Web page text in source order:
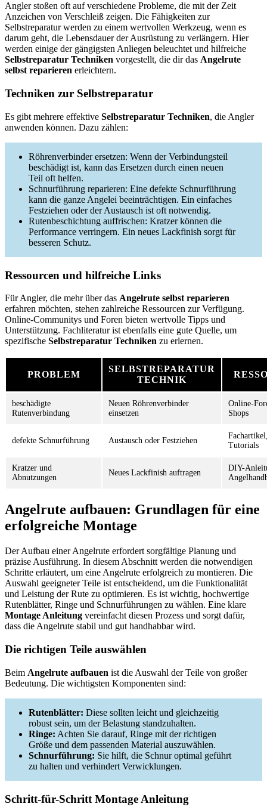
Angler stoßen oft auf verschiedene Probleme, die mit der Zeit
Anzeichen von Verschleiß zeigen. Die Fähigkeiten zur
Selbstreparatur werden zu einem wertvollen Werkzeug, wenn es
darum geht, die Lebensdauer der Ausrüstung zu verlängern. Hier
werden einige der gängigsten Anliegen beleuchtet und hilfreiche
Selbstreparatur Techniken vorgestellt, die dir das Angelrute
selbst reparieren erleichtern.
Techniken zur Selbstreparatur
Es gibt mehrere effektive Selbstreparatur Techniken, die Angler
anwenden können. Dazu zählen:
Röhrenverbinder ersetzen: Wenn der Verbindungsteil
beschädigt ist, kann das Ersetzen durch einen neuen
Teil oft helfen.
Schnurführung reparieren: Eine defekte Schnurführung
kann die ganze Angelei beeinträchtigen. Ein einfaches
Festziehen oder der Austausch ist oft notwendig.
Rutenbeschichtung auffrischen: Kratzer können die
Performance verringern. Ein neues Lackfinish sorgt für
besseren Schutz.
Ressourcen und hilfreiche Links
Für Angler, die mehr über das Angelrute selbst reparieren
erfahren möchten, stehen zahlreiche Ressourcen zur Verfügung.
Online-Communitys und Foren bieten wertvolle Tipps und
Unterstützung. Fachliteratur ist ebenfalls eine gute Quelle, um
spezifische Selbstreparatur Techniken zu erlernen.
PROBLEM
SELBSTREPARATUR
TECHNIK
beschädigte
Rutenverbindung
Neuen Röhrenverbinder
einsetzen
Online-
Shops
defekte Schnurführung Austausch oder Festziehen
Tutorials
Kratzer und
Abnutzungen
Neues Lackfinish auftragen
DIY-
Angelrute aufbauen: Grundlagen für eine
erfolgreiche Montage
Der Aufbau einer Angelrute erfordert sorgfältige Planung und
präzise Ausführung. In diesem Abschnitt werden die notwendigen
Schritte erläutert, um eine Angelrute erfolgreich zu montieren. Die
Auswahl geeigneter Teile ist entscheidend, um die Funktionalität
und Leistung der Rute zu optimieren. Es ist wichtig, hochwertige
Rutenblätter, Ringe und Schnurführungen zu wählen. Eine klare
Montage Anleitung vereinfacht diesen Prozess und sorgt dafür,
dass die Angelrute stabil und gut handhabbar wird.
Die richtigen Teile auswählen
Beim Angelrute aufbauen ist die Auswahl der Teile von großer
Bedeutung. Die wichtigsten Komponenten sind:
Rutenblätter: Diese sollten leicht und gleichzeitig
robust sein, um der Belastung standzuhalten.
Ringe: Achten Sie darauf, Ringe mit der richtigen
Größe und dem passenden Material auszuwählen.
Schnurführung: Sie hilft, die Schnur optimal geführt
zu halten und verhindert Verwicklungen.
Schritt-für-Schritt Montage Anleitung